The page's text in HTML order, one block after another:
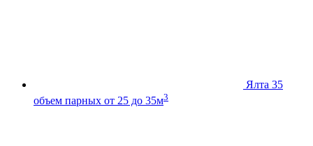
Ялта 35
объем парных от 25 до 35м3